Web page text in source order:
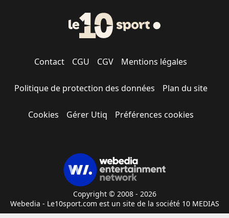
Contact CGU CGV Mentions légales
Politique de protection des données Plan du site
Cookies Gérer Utiq Préférences cookies
Copyright © 2008 - 2026
Webedia - Le10sport.com est un site de la société 10 MEDIAS